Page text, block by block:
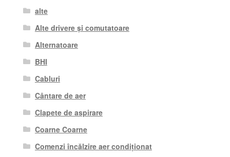
alte
Alte drivere și comutatoare
Alternatoare
BHI
Cabluri
Cântare de aer
Clapete de aspirare
Coarne Coarne
Comenzi încălzire aer condiționat